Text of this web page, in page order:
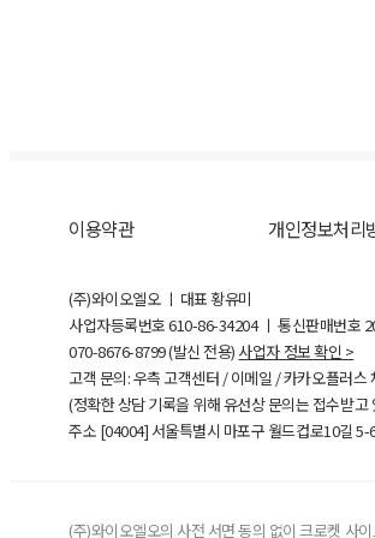
이용약관 개인정보처리
(주)와이오엘오 ㅣ 대표 황유미
사업자등록번호610-86-34204ㅣ 통신판매번호
070-8676-8799 (발신 전용) 사업자 정보 확인 >
고객 문의: 우측 고객센터 / 이메일 / 카카오플러스
(정확한 상담 기록을 위해 유선상 문의는 접수받고
주소 [04004] 서울특별시 마포구 월드컵로10길5-
(주)와이오엘오의 사전 서면 동의 없이 크로켓 사